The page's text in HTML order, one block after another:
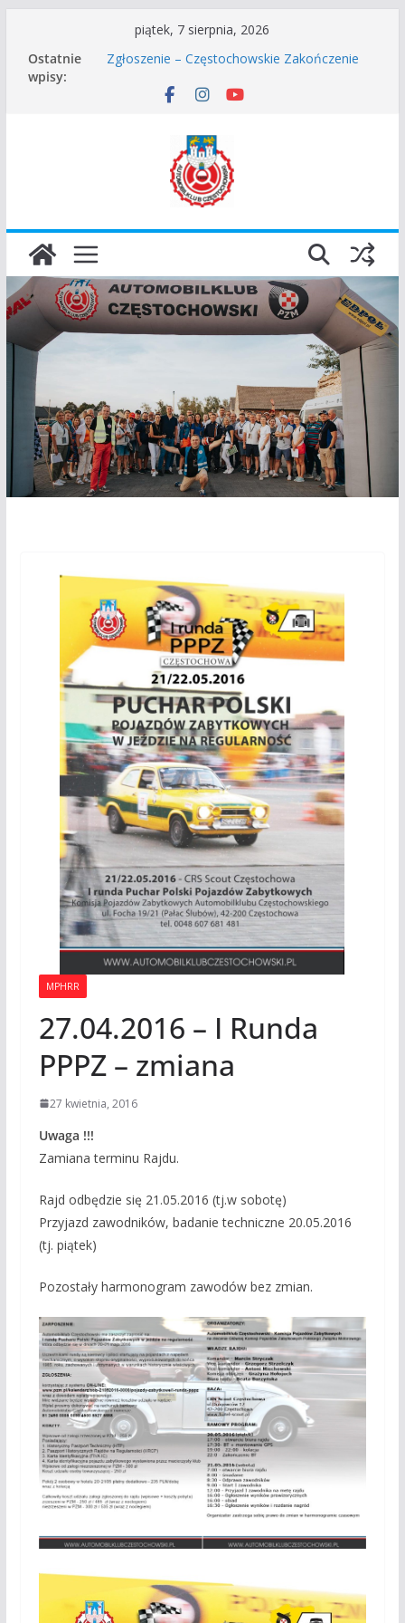
treści
piątek, 7 sierpnia, 2026
Ostatnie
wpisy:
Częstochowskie Rozpoczęcie Sezonu 2026
Zgłoszenie – Częstochowskie Zakończenie
Sezonu 2025
45 Rajd Częstochowski zostaje odwołany.
I Gliwicki Classic Sprint o Puchar Prezydenta
Miasta Gliwice
MPHRR
27.04.2016 – I Runda
PPPZ – zmiana
27 kwietnia, 2016
Uwaga !!!
Zamiana terminu Rajdu.
Rajd odbędzie się 21.05.2016 (tj.w sobotę)
Przyjazd zawodników, badanie techniczne 20.05.2016
(tj. piątek)
Pozostały harmonogram zawodów bez zmian.